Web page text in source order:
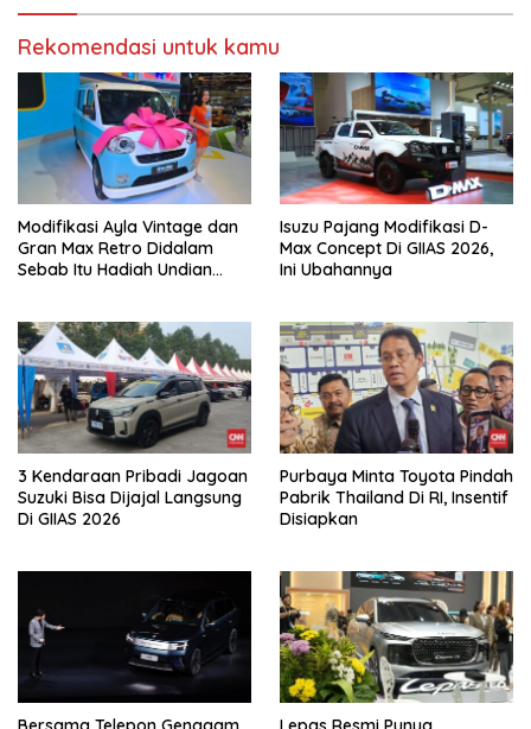
Rekomendasi untuk kamu
Modifikasi Ayla Vintage dan
Gran Max Retro Didalam
Sebab Itu Hadiah Undian
Isuzu Pajang Modifikasi D-
Max Concept Di GIIAS 2026,
Ini Ubahannya
3 Kendaraan Pribadi Jagoan
Suzuki Bisa Dijajal Langsung
Di GIIAS 2026
Purbaya Minta Toyota Pindah
Pabrik Thailand Di RI, Insentif
Disiapkan